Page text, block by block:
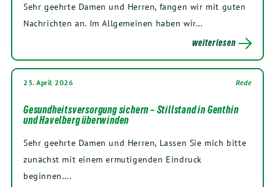
Sehr geehrte Damen und Herren, fangen wir mit guten
Nachrichten an. Im Allgemeinen haben wir…
weiterlesen
23. April 2026 Rede
Gesundheitsversorgung sichern – Stillstand in Genthin
und Havelberg überwinden
Sehr geehrte Damen und Herren, Lassen Sie mich bitte
zunächst mit einem ermutigenden Eindruck
beginnen….